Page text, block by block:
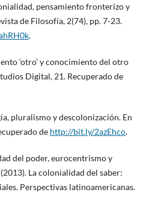
pensamiento fronterizo y
de Filosofía, 2(74), pp. 7-23.
.
‘otro’ y conocimiento del otro
Digital, 21. Recuperado de
pluralismo y descolonización. En
de http://bit.ly/2azEhco.
del poder, eurocentrismo y
La colonialidad del saber:
Perspectivas latinoamericanas.